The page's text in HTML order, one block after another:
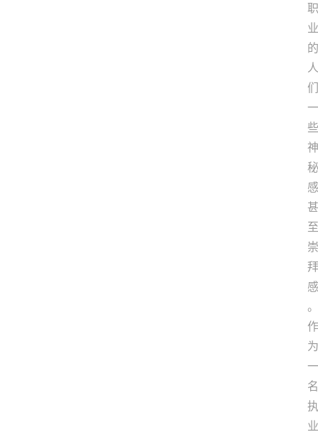
职
业
的
人
们
一
些
神
秘
感
甚
至
崇
拜
感
。
作
为
一
名
执
业